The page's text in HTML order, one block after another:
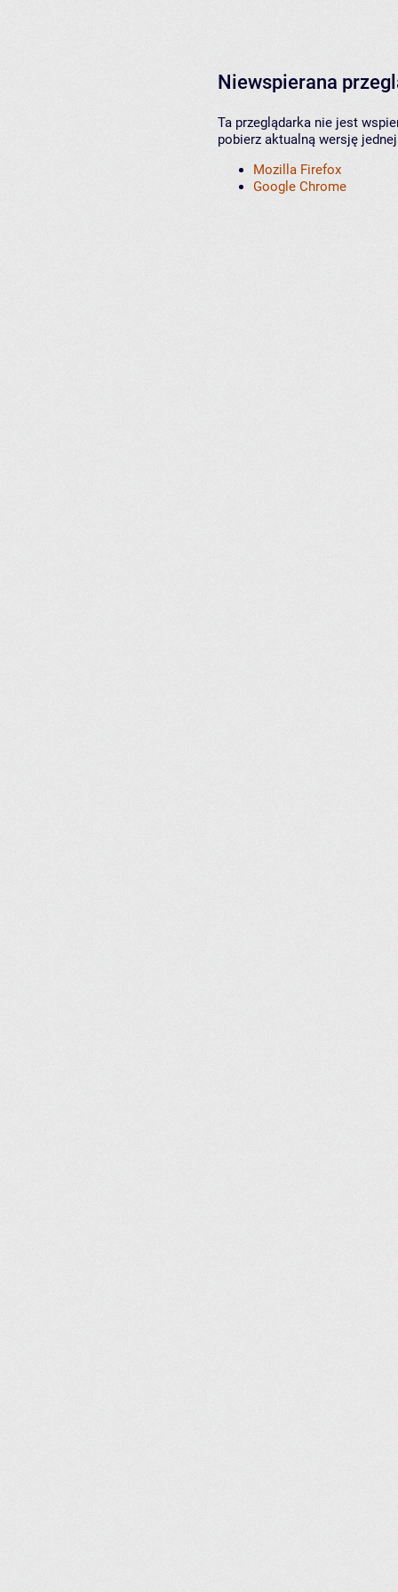
Niewspierana
Ta przeglądarka nie jest
pobierz aktualną wersję
Mozilla Firefox
Google Chrome